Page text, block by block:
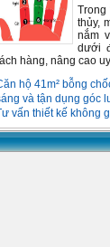
Trong
thủy,
nắm
dưới
hàng, nâng cao
hộ 41m² bỗng
và tận dụng góc
vấn thiết kế không